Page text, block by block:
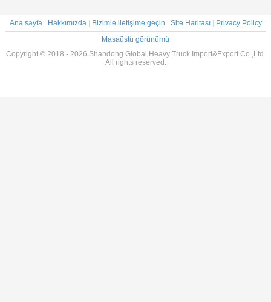
Ana sayfa | Hakkımızda | Bizimle iletişime geçin | Site Haritası| Privacy Policy
Masaüstü görünümü
Copyright © 2018 - 2026 Shandong Global Heavy Truck Import&Export Co.,Ltd.
All rights reserved.